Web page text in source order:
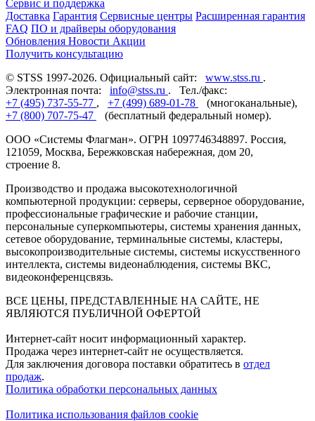
Сервис и поддержка
Доставка Гарантия Сервисные центры Расширенная гарантия
FAQ ПО и драйверы оборудования
Обновления Новости Акции
Получить консультацию
© STSS 1997-2026. Официальный сайт: www.stss.ru .
Электронная почта: info@stss.ru . Тел./факс:
+7 (495) 737-55-77 , +7 (499) 689-01-78
(многоканальные),
+7 (800) 707-75-47
(бесплатный федеральный номер).
ООО «Системы Флагман». ОГРН 1097746348897. Россия,
121059, Москва, Бережковская набережная, дом 20,
строение 8.
Производство и продажа высокотехнологичной
компьютерной продукции: серверы, серверное оборудование,
профессиональные графические и рабочие станции,
персональные суперкомпьютеры, системы хранения данных,
сетевое оборудование, терминальные системы, кластеры,
высокопроизводительные системы, системы искусственного
интеллекта, системы видеонаблюдения, системы ВКС,
видеоконференцсвязь.
ВСЕ ЦЕНЫ, ПРЕДСТАВЛЕННЫЕ НА САЙТЕ, НЕ
ЯВЛЯЮТСЯ ПУБЛИЧНОЙ ОФЕРТОЙ
Интернет-сайт носит информационный характер.
Продажа через интернет-сайт не осуществляется.
Для заключения договора поставки обратитесь в отдел
продаж.
Политика обработки персональных данных
Политика использования файлов cookie